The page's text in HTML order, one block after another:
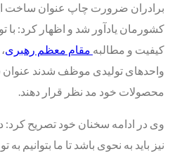
برادران ضرورت چاپ عنوان ساخت
کشورمان یادآور شد و اظهار کرد: با
کیفیت و مطالبه مقام معظم رهبری
واحدهای تولیدی موظف شدند عنوان
محصولات خود مد نظر قرار دهند.
وی در ادامه سخنان خود تصریح
نیز باید به نحوی باشد تا ما بتوانیم